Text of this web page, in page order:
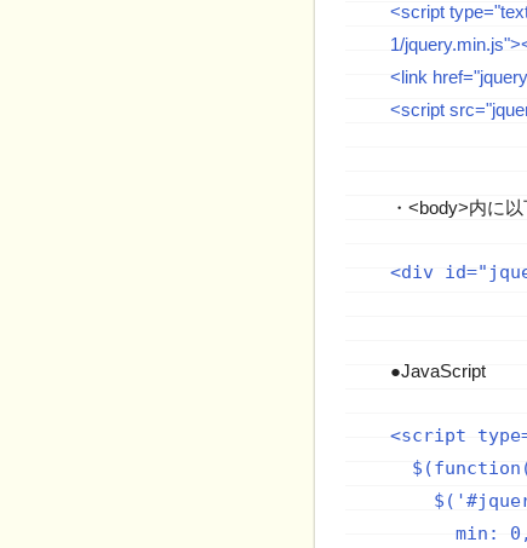
<script
1/
<link
<script
・<body>内に
●JavaScript
<script
      min: 0,